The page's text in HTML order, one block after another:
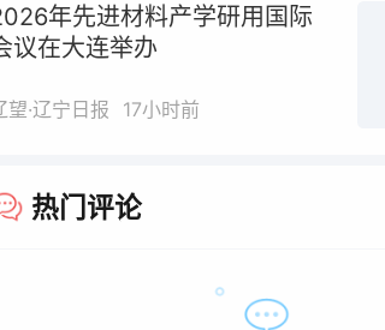
年先进材料产学研用国际
议在大连举办
望·辽宁日报 17小时前
热门评论